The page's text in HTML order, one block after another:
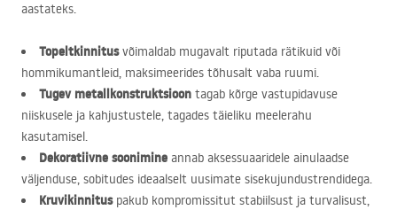
aastateks.
Topeltkinnitusvõimaldab mugavalt riputada rätikuid või
hommikumantleid, maksimeerides tõhusalt vaba ruumi.
Tugev metallkonstruktsioon tagab kõrge vastupidavuse
niiskusele ja kahjustustele, tagades täieliku meelerahu
kasutamisel.
Dekoratiivne soonimine annab aksessuaaridele ainulaadse
väljenduse, sobitudes ideaalselt uusimate sisekujundustrendidega.
Kruvikinnituspakub kompromissitut stabiilsust ja turvalisust,